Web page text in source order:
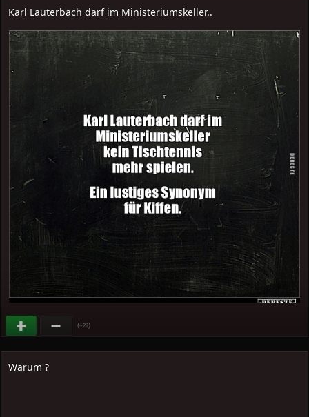
Karl Lauterbach darf im Ministeriumskeller..
(+27)
Warum ?